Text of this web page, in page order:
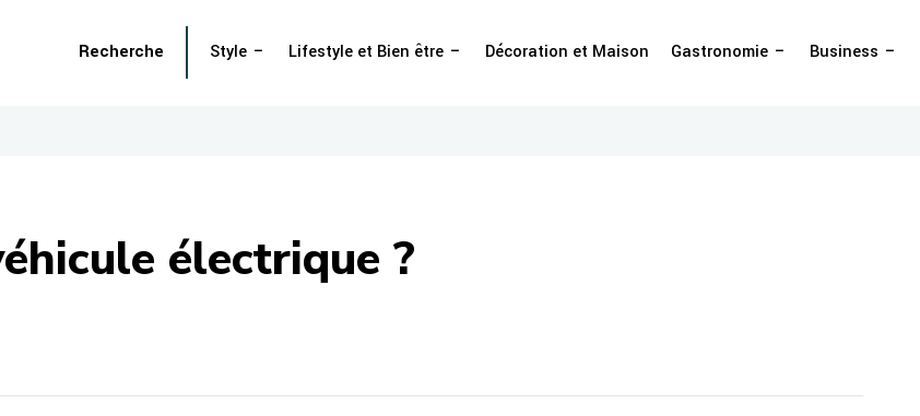
Style Lifestyle et Bien être Décoration et Maison Gastronomie Business
Recherche
électrique ?